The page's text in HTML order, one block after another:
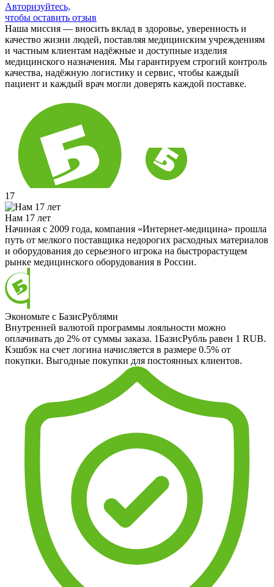
Авторизуйтесь,
чтобы оставить отзыв
Наша миссия — вносить вклад в здоровье, уверенность и
качество жизни людей, поставляя медицинским учреждениям
и частным клиентам надёжные и доступные изделия
медицинского назначения. Мы гарантируем строгий контроль
качества, надёжную логистику и сервис, чтобы каждый
пациент и каждый врач могли доверять каждой поставке.
17
Нам 17 лет
Начиная с 2009 года, компания «Интернет-медицина» прошла
путь от мелкого поставщика недорогих расходных материалов
и оборудования до серьезного игрока на быстрорастущем
рынке медицинского оборудования в России.
Экономьте с БазисРублями
Внутренней валютой программы лояльности можно
оплачивать до 2% от суммы заказа. 1БазисРубль равен 1 RUB.
Кэшбэк на счет логина начисляется в размере 0.5% от
покупки. Выгодные покупки для постоянных клиентов.